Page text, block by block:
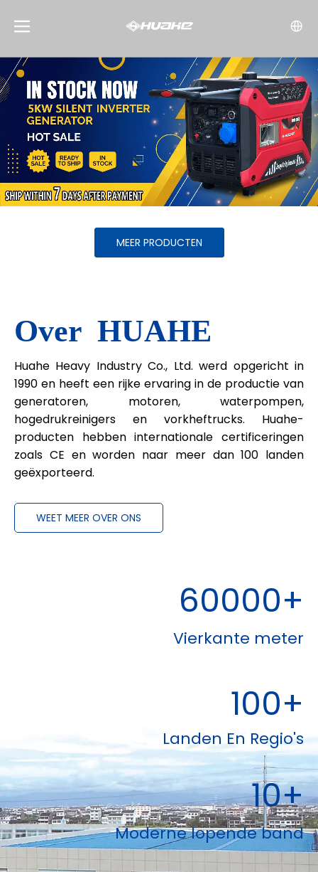
MEER PRODUCTEN
Over HUAHE
Huahe Heavy Industry Co., Ltd. werd opgericht in
1990 en heeft een rijke ervaring in de productie van
generatoren, motoren, waterpompen,
hogedrukreinigers en vorkheftrucks. Huahe-
producten hebben internationale certificeringen
zoals CE en worden naar meer dan 100 landen
geëxporteerd.
WEET MEER OVER ONS
60000+
Vierkante meter
100+
Landen En Regio's
10+
Moderne lopende band